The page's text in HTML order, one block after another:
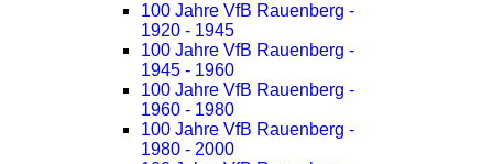
100 Jahre VfB Rauenberg -
1920 - 1945
100 Jahre VfB Rauenberg -
1945 - 1960
100 Jahre VfB Rauenberg -
1960 - 1980
100 Jahre VfB Rauenberg -
1980 - 2000